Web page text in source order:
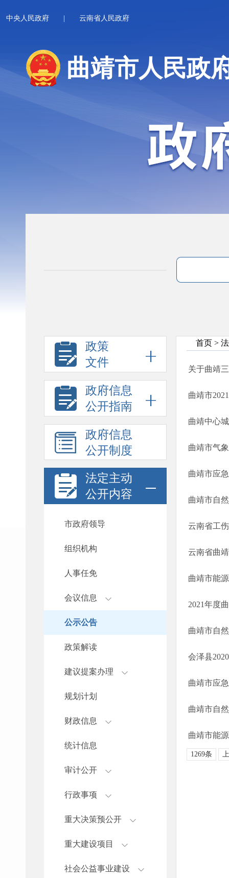
中央人民政府 云南省人民政府
曲靖市人民政
政策
文件
政府信息
公开指南
政府信息
公开制度
法定主动
公开内容
市政府领导
组织机构
人事任免
会议信息
公示公告
政策解读
建议提案办理
规划计划
财政信息
统计信息
审计公开
行政事项
重大决策预公开
重大建设项目
社会公益事业建设
首页 >
关于曲靖
曲靖市
曲靖中心
曲靖市气
云南省工
云南省曲
2021年度
曲靖市自
1269条